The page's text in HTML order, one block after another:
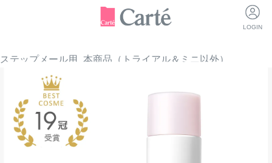
LOGIN
ステップメール用_本商品（トライアル＆ミニ以外）